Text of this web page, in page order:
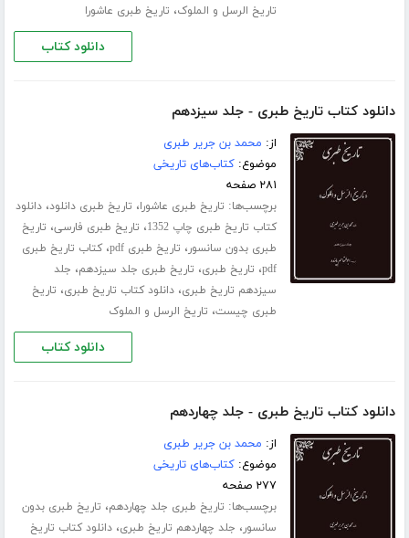
تاریخ الرسل و الملوک، تاریخ طبری عاشورا
دانلود کتاب
دانلود کتاب تاریخ طبری - جلد سیزدهم
از: محمد بن جریر طبری
موضوع:کتاب‌های تاریخی
۲۸۱ صفحه
برچسب‌ها: تاریخ طبری عاشورا، تاریخ طبری دانلود،دانلود
کتاب تاریخ طبری چاپ 1352
، تاریخ طبری فارسی، تاریخ
طبری بدون سانسور، تاریخ طبری pdf ،کتاب تاریخ طبری
pdf، تاریخ طبری، تاریخ طبری جلد ‌سیزدهم، جلد
سیزدهم تاریخ طبری،دانلود کتاب تاریخ طبری، تاریخ
طبری چیست، تاریخ الرسل و الملوک
دانلود کتاب
دانلود کتاب تاریخ طبری - جلد چهاردهم
از: محمد بن جریر طبری
موضوع:کتاب‌های تاریخی
۲۷۷ صفحه
برچسب‌ها: تاریخ طبری جلد ‌چهاردهم، تاریخ طبری بدون
سانسور، جلد چهاردهم تاریخ طبری،دانلود کتاب تاریخ